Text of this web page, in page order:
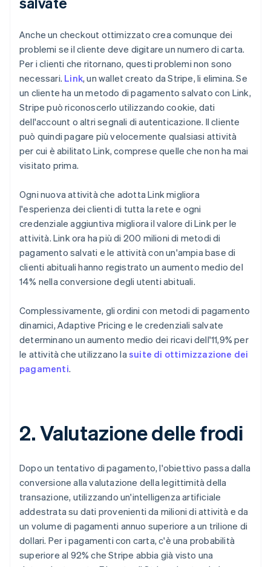
Anche un checkout ottimizzato crea comunque dei
problemi se il cliente deve digitare un numero di carta.
Per i clienti che ritornano, questi problemi non sono
necessari. Link, un wallet creato da Stripe, li elimina. Se
un cliente ha un metodo di pagamento salvato con Link,
Stripe può riconoscerlo utilizzando cookie, dati
dell'account o altri segnali di autenticazione. Il cliente
può quindi pagare più velocemente qualsiasi attività
per cui è abilitato Link, comprese quelle che non ha mai
visitato prima.
Ogni nuova attività che adotta Link migliora
l'esperienza dei clienti di tutta la rete e ogni
credenziale aggiuntiva migliora il valore di Link per le
attività. Link ora ha più di 200 milioni di metodi di
pagamento salvati e le attività con un'ampia base di
clienti abituali hanno registrato un aumento medio del
14% nella conversione degli utenti abituali.
Complessivamente, gli ordini con metodi di pagamento
dinamici, Adaptive Pricing e le credenziali salvate
determinano un aumento medio dei ricavi dell'11,9% per
le attività che utilizzano lasuite di ottimizzazione dei
pagamenti.
2. Valutazione delle frodi
Dopo un tentativo di pagamento, l'obiettivo passa dalla
conversione alla valutazione della legittimità della
transazione, utilizzando un'intelligenza artificiale
addestrata su dati provenienti da milioni di attività e da
un volume di pagamenti annuo superiore a un trilione di
dollari. Per i pagamenti con carta, c'è una probabilità
superiore al 92% che Stripe abbia già visto una